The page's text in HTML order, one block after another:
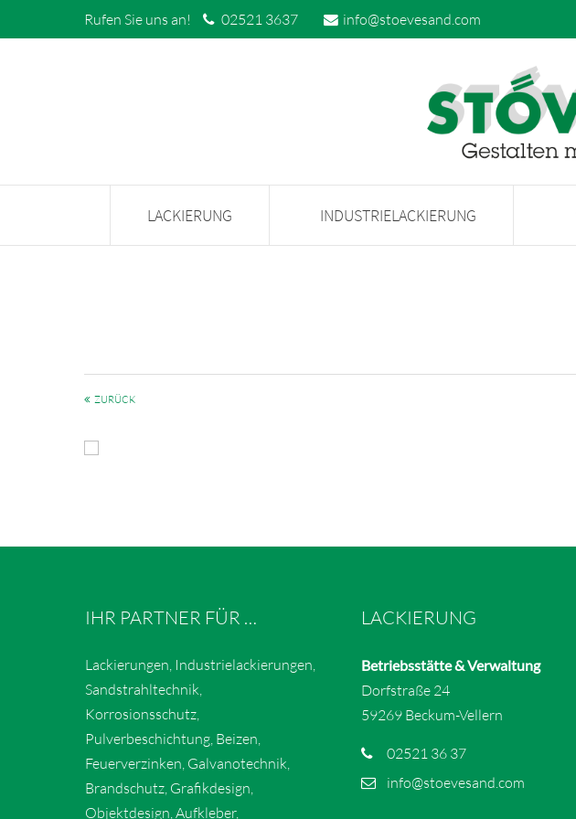
Rufen Sie uns an! 02521 3637 info@stoevesand.com
LACKIERUNG INDUSTRIELACKIERUNG
ZURÜCK
IHR PARTNER FÜR …
Lackierungen, Industrielackierungen,
Sandstrahltechnik,
Korrosionsschutz,
Pulverbeschichtung, Beizen,
Feuerverzinken, Galvanotechnik,
Brandschutz, Grafikdesign,
Objektdesign, Aufkleber,
LACKIERUNG
Betriebsstätte & Verwaltung
Dorfstraße 24
59269 Beckum-Vellern
02521 36 37
info@stoevesand.com